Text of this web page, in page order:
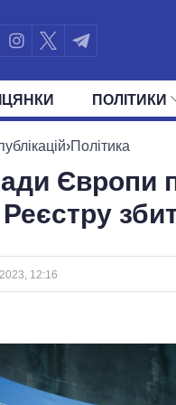
ПОЛIТИКИ
ПОЛІТИКИ ПРЕЗИДЕНТ І ОФІС
›Політика
Європи
12:16